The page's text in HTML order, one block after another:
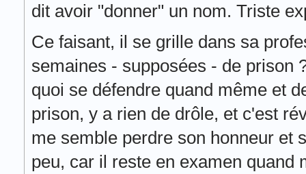
dit avoir "donner" un nom. Triste
Ce faisant, il se grille dans sa
semaines - supposées - de prison
quoi se défendre quand même et
prison, y a rien de drôle, et c'est
me semble perdre son honneur et
peu, car il reste en examen quand